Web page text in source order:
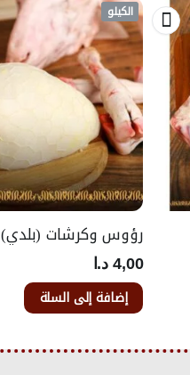
الكيلو
رؤوس وكرشات (بلدي)
4,00 د.ا
إضافة إلى السلة